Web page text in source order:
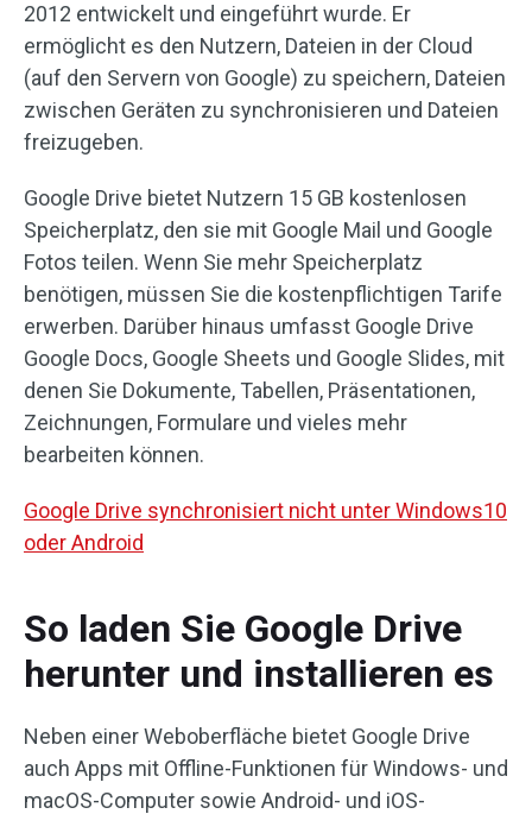
2012 entwickelt und eingeführt wurde. Er
ermöglicht es den Nutzern, Dateien in der Cloud
(auf den Servern von Google) zu speichern, Dateien
zwischen Geräten zu synchronisieren und Dateien
freizugeben.
Google Drive bietet Nutzern 15 GB kostenlosen
Speicherplatz, den sie mit Google Mail und Google
Fotos teilen. Wenn Sie mehr Speicherplatz
benötigen, müssen Sie die kostenpflichtigen Tarife
erwerben. Darüber hinaus umfasst Google Drive
Google Docs, Google Sheets und Google Slides, mit
denen Sie Dokumente, Tabellen, Präsentationen,
Zeichnungen, Formulare und vieles mehr
bearbeiten können.
Google Drive synchronisiert nicht unter Windows10
oder Android
So laden Sie Google Drive
herunter und installieren es
Neben einer Weboberfläche bietet Google Drive
auch Apps mit Offline-Funktionen für Windows- und
macOS-Computer sowie Android- und iOS-